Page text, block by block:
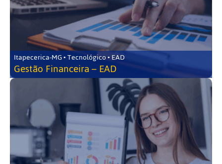
Itapecerica-MG • Tecnológico • EAD
Gestão Financeira – EAD